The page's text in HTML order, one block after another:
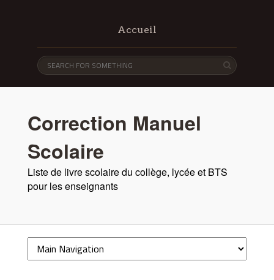
Accueil
Correction Manuel
Scolaire
Liste de livre scolaire du collège, lycée et BTS
pour les enseignants